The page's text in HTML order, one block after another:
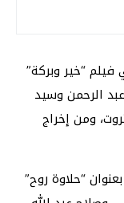
“خير وبركة”
عبد الرحمن وسيد
ومن إخراج
أما آخر فيلم قدمت بطولته كان عام 2014 بعنوان “حلاوة روح”